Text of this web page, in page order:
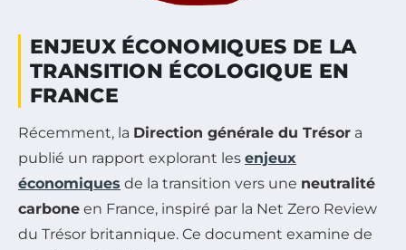
ENJEUX ÉCONOMIQUES DE LA
TRANSITION ÉCOLOGIQUE EN
FRANCE
Récemment, la Direction générale du Trésor a
publié un rapport explorant les enjeux
économiques de la transition vers une neutralité
carbone en France, inspiré par la Net Zero Review
du Trésor britannique. Ce document examine de